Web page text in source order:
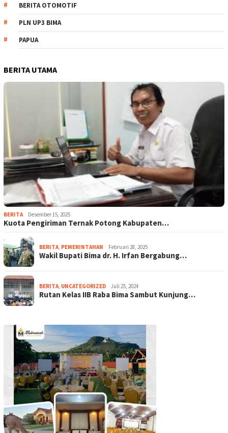
BERITA OTOMOTIF
PLN UP3 BIMA
PAPUA
BERITA UTAMA
BERITA Desember 15, 2025
Kuota Pengiriman Ternak Potong Kabupaten…
BERITA, PEMERINTAHAN Februari 28, 2025
Wakil Bupati Bima dr. H. Irfan Bergabung…
BERITA, UNCATEGORIZED Juli 25, 2024
Rutan Kelas IIB Raba Bima Sambut Kunjung…